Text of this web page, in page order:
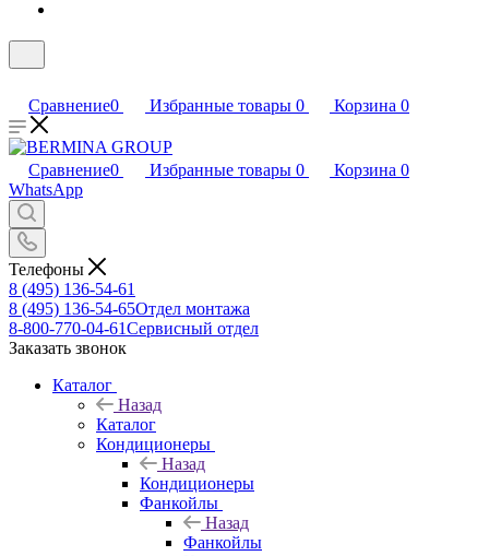
Сравнение0 Избранные товары 0 Корзина 0
Сравнение0 Избранные товары 0 Корзина 0
WhatsApp
Телефоны
8 (495) 136-54-61
8 (495) 136-54-65Отдел монтажа
8-800-770-04-61Сервисный отдел
Заказать звонок
Каталог
Назад
Каталог
Кондиционеры
Назад
Кондиционеры
Фанкойлы
Назад
Фанкойлы